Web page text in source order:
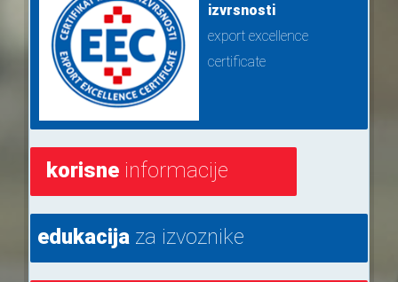
izvrsnosti
export excellence
certificate
korisneinformacije
edukacijaza izvoznike